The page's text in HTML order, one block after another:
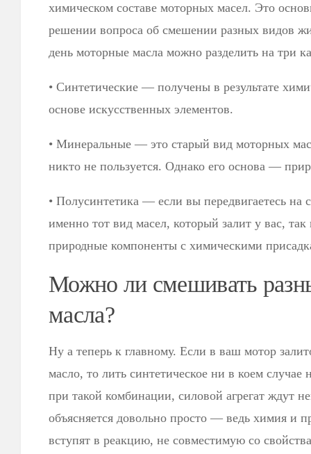
химическом составе моторных масел. Это
решении вопроса об смешении разных видов
день моторные масла можно разделить на три
• Синтетические — получены в результате
основе искусственных элементов.
• Минеральные — это старый вид моторных
никто не пользуется. Однако его основа —
• Полусинтетика — если вы передвигаетесь на
именно тот вид масел, который залит у вас,
природные компоненты с химическими
Можно ли смешивать
масла?
Ну а теперь к главному. Если в ваш мотор
масло, то лить синтетическое ни в коем случае
при такой комбинации, силовой агрегат ждут
объясняется довольно просто — ведь химия и
вступят в реакцию, не совместимую со